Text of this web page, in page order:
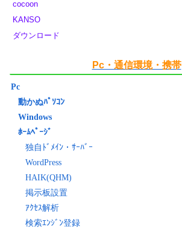
cocoon
KANSO
ダウンロード
Pc・通信環境・携帯
Pc
動かぬﾊﾟｿｺﾝ
Windows
ﾎｰﾑﾍﾟｰｼﾞ
独自ﾄﾞﾒｲﾝ・ｻｰﾊﾞｰ
WordPress
HAIK(QHM)
掲示板設置
ｱｸｾｽ解析
検索ｴﾝｼﾞﾝ登録